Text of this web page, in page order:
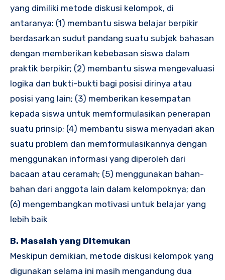
yang dimiliki metode diskusi kelompok, di
antaranya: (1) membantu siswa belajar berpikir
berdasarkan sudut pandang suatu subjek bahasan
dengan memberikan kebebasan siswa dalam
praktik berpikir; (2) membantu siswa mengevaluasi
logika dan bukti-bukti bagi posisi dirinya atau
posisi yang lain; (3) memberikan kesempatan
kepada siswa untuk memformulasikan penerapan
suatu prinsip; (4) membantu siswa menyadari akan
suatu problem dan memformulasikannya dengan
menggunakan informasi yang diperoleh dari
bacaan atau ceramah; (5) menggunakan bahan-
bahan dari anggota lain dalam kelompoknya; dan
(6) mengembangkan motivasi untuk belajar yang
lebih baik
B. Masalah yang Ditemukan
Meskipun demikian, metode diskusi kelompok yang
digunakan selama ini masih mengandung dua